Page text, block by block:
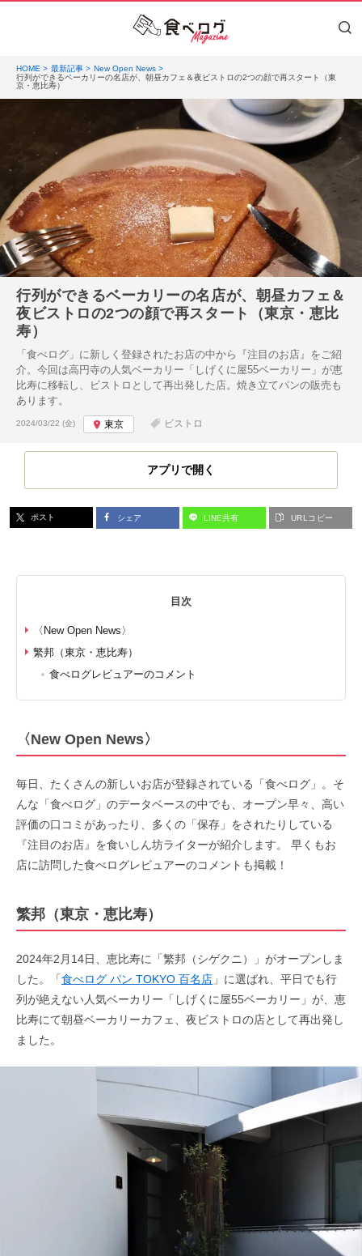
HOME 最新記事
New Open News
行列ができるベーカリーの名店が、朝昼カフェ＆夜ビストロの2つの顔で再スタート（東
京・恵比寿）
行列ができるベーカリーの名店が、朝昼カフェ＆
夜ビストロの2つの顔で再スタート（東京・恵比
寿）
「食べログ」に新しく登録されたお店の中から『注目のお店』をご紹
介。今回は高円寺の人気ベーカリー「しげくに屋55ベーカリー」が恵
比寿に移転し、ビストロとして再出発した店。焼き立てパンの販売も
あります。
投稿日:
2024/03/22 (金) 東京 ビストロ
アプリで開く
ポスト シェア LINE共有 URLコピー
目次
〈New Open News〉
繁邦（東京・恵比寿）
食べログレビュアーのコメント
〈New Open News〉
毎日、たくさんの新しいお店が登録されている「食べログ」。そ
んな「食べログ」のデータベースの中でも、オープン早々、高い
評価の口コミがあったり、多くの「保存」をされたりしている
『注目のお店』を食いしん坊ライターが紹介します。 早くもお
店に訪問した食べログレビュアーのコメントも掲載！
繁邦（東京・恵比寿）
2024年2月14日、恵比寿に「繁邦（シゲクニ）」がオープンしま
した。「食べログ パン TOKYO 百名店 」に選ばれ、平日でも行
列が絶えない人気ベーカリー「しげくに屋55ベーカリー」が、恵
比寿にて朝昼ベーカリーカフェ、夜ビストロの店として再出発し
ました。